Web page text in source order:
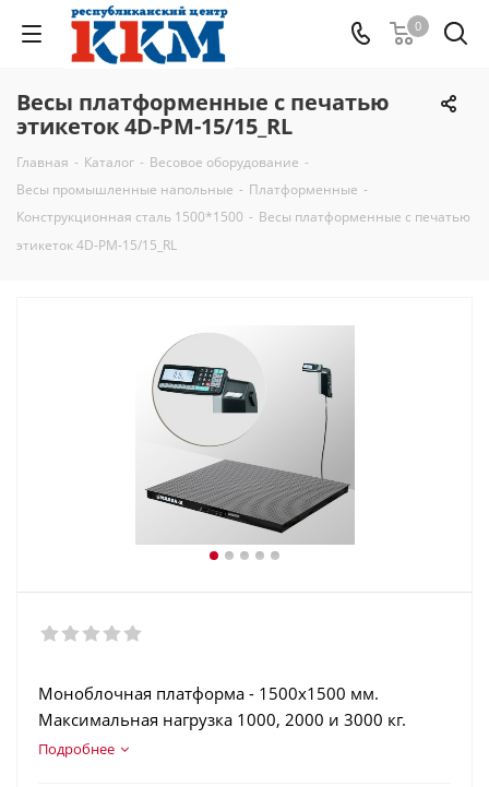
0
Весы платформенные с печатью
этикеток 4D-PM-15/15_RL
Главная - Каталог - Весовое оборудование -
Весы промышленные напольные - Платформенные -
Конструкционная сталь 1500*1500 - Весы платформенные с печатью
этикеток 4D-PM-15/15_RL
Моноблочная платформа - 1500х1500 мм.
Максимальная нагрузка 1000, 2000 и 3000 кг.
Конструкционная сталь. Этикетки с шк (EAN13…
Подробнее